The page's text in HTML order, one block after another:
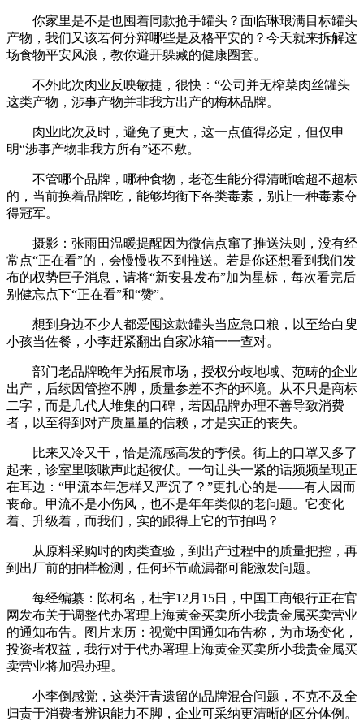
你家里是不是也囤着同款抢手罐头？面临琳琅满目标罐头
产物，我们又该若何分辩哪些是及格平安的？今天就来拆解这
场食物平安风浪，教你避开躲藏的健康圈套。
不外此次肉业反映敏捷，很快：“公司并无榨菜肉丝罐头
这类产物，涉事产物并非我方出产的梅林品牌。
肉业此次及时，避免了更大，这一点值得必定，但仅申
明“涉事产物非我方所有”还不敷。
不管哪个品牌，哪种食物，老苍生能分得清晰啥超不超标
的，当前换着品牌吃，能够均衡下各类毒素，别让一种毒素夺
得冠军。
摄影：张雨田温暖提醒因为微信点窜了推送法则，没有经
常点“正在看”的，会慢慢收不到推送。若是你还想看到我们发
布的权势巨子消息，请将“新安县发布”加为星标，每次看完后
别健忘点下“正在看”和“赞”。
想到身边不少人都爱囤这款罐头当应急口粮，以至给白叟
小孩当佐餐，小李赶紧翻出自家冰箱一一查对。
部门老品牌晚年为拓展市场，授权分歧地域、范畴的企业
出产，后续因管控不脚，质量参差不齐的环境。从不只是商标
二字，而是几代人堆集的口碑，若因品牌办理不善导致消费
者，以至得到对产质量量的信赖，才是实正的丧失。
比来又冷又干，恰是流感高发的季候。街上的口罩又多了
起来，诊室里咳嗽声此起彼伏。一句让头一紧的话频频呈现正
在耳边：“甲流本年怎样又严沉了？”更扎心的是——有人因而
丧命。甲流不是小伤风，也不是年年类似的老问题。它变化
着、升级着，而我们，实的跟得上它的节拍吗？
从原料采购时的肉类查验，到出产过程中的质量把控，再
到出厂前的抽样检测，任何环节疏漏都可能激发问题。
每经编纂：陈柯名，杜宇12月15日，中国工商银行正在官
网发布关于调整代办署理上海黄金买卖所小我贵金属买卖营业
的通知布告。图片来历：视觉中国通知布告称，为市场变化，
投资者权益，我行对于代办署理上海黄金买卖所小我贵金属买
卖营业将加强办理。
小李倒感觉，这类汗青遗留的品牌混合问题，不克不及全
归责于消费者辨识能力不脚，企业可采纳更清晰的区分体例。